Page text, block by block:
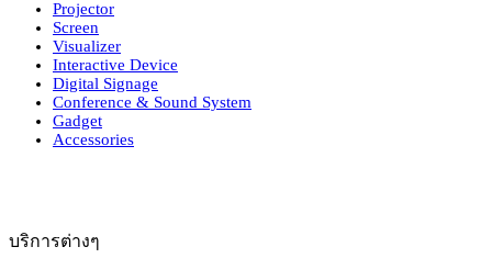
Projector
Screen
Visualizer
Interactive Device
Digital Signage
Conference & Sound System
Gadget
Accessories
บริการต่างๆ